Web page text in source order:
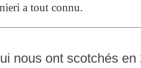
a tout connu.
nous ont scotchés en